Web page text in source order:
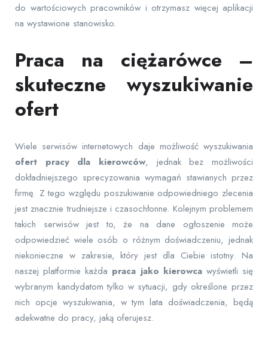
do wartościowych pracowników i otrzymasz więcej aplikacji
na wystawione stanowisko.
Praca na ciężarówce –
skuteczne wyszukiwanie
ofert
Wiele serwisów internetowych daje możliwość wyszukiwania
ofert pracy dla kierowców, jednak bez możliwości
dokładniejszego sprecyzowania wymagań stawianych przez
firmę. Z tego względu poszukiwanie odpowiedniego zlecenia
jest znacznie trudniejsze i czasochłonne. Kolejnym problemem
takich serwisów jest to, że na dane ogłoszenie może
odpowiedzieć wiele osób o różnym doświadczeniu, jednak
niekonieczne w zakresie, który jest dla Ciebie istotny. Na
naszej platformie każda praca jako kierowca wyświetli się
wybranym kandydatom tylko w sytuacji, gdy określone przez
nich opcje wyszukiwania, w tym lata doświadczenia, będą
adekwatne do pracy, jaką oferujesz.